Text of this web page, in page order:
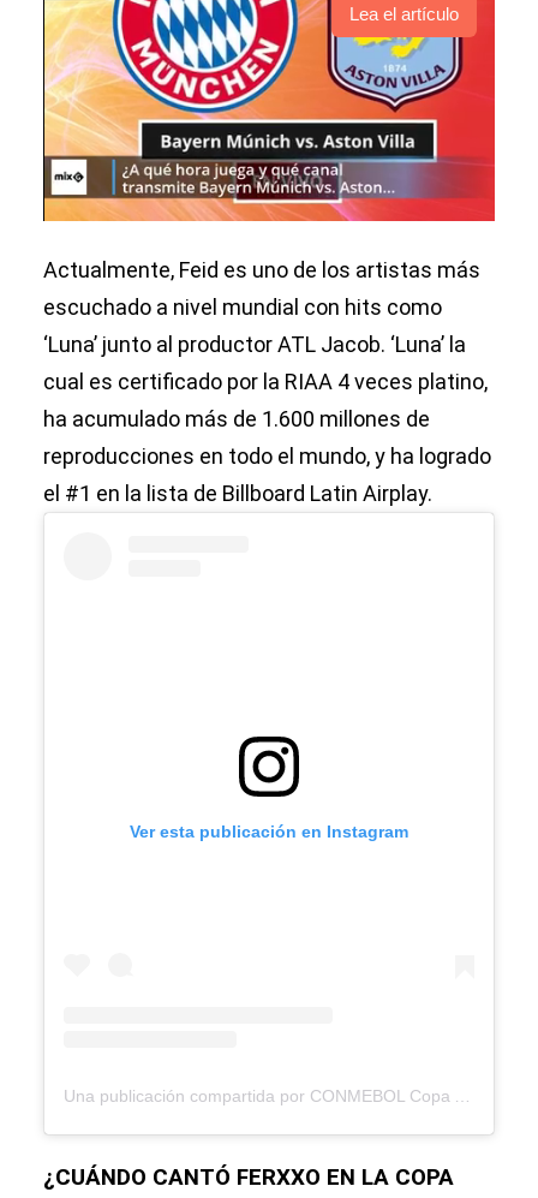
Lea el artículo
Actualmente, Feid es uno de los artistas más
escuchado a nivel mundial con hits como
‘Luna’ junto al productor ATL Jacob. ‘Luna’ la
cual es certificado por la RIAA 4 veces platino,
ha acumulado más de 1.600 millones de
reproducciones en todo el mundo, y ha logrado
el #1 en la lista de Billboard Latin Airplay.
Ver esta publicación en Instagram
¿CUÁNDO CANTÓ FERXXO EN LA COPA